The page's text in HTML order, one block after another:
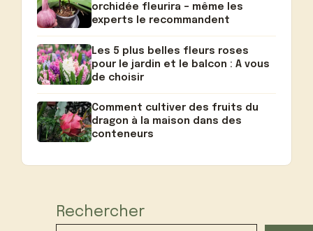
orchidée fleurira – même les
experts le recommandent
Les 5 plus belles fleurs roses
pour le jardin et le balcon : A vous
de choisir
Comment cultiver des fruits du
dragon à la maison dans des
conteneurs
Rechercher